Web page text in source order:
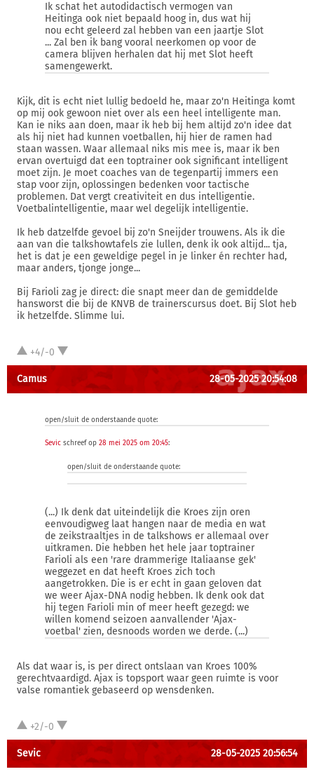
Ik schat het autodidactisch vermogen van
Heitinga ook niet bepaald hoog in, dus wat hij
nou echt geleerd zal hebben van een jaartje Slot
... Zal ben ik bang vooral neerkomen op voor de
camera blijven herhalen dat hij met Slot heeft
samengewerkt.
Kijk, dit is echt niet lullig bedoeld he, maar zo'n Heitinga komt
op mij ook gewoon niet over als een heel intelligente man.
Kan ie niks aan doen, maar ik heb bij hem altijd zo'n idee dat
als hij niet had kunnen voetballen, hij hier de ramen had
staan wassen. Waar allemaal niks mis mee is, maar ik ben
ervan overtuigd dat een toptrainer ook significant intelligent
moet zijn. Je moet coaches van de tegenpartij immers een
stap voor zijn, oplossingen bedenken voor tactische
problemen. Dat vergt creativiteit en dus intelligentie.
Voetbalintelligentie, maar wel degelijk intelligentie.
Ik heb datzelfde gevoel bij zo'n Sneijder trouwens. Als ik die
aan van die talkshowtafels zie lullen, denk ik ook altijd... tja,
het is dat je een geweldige pegel in je linker én rechter had,
maar anders, tjonge jonge...
Bij Farioli zag je direct: die snapt meer dan de gemiddelde
hansworst die bij de KNVB de trainerscursus doet. Bij Slot heb
ik hetzelfde. Slimme lui.
+4/-0
Camus 28-05-2025 20:54:08
open/sluit de onderstaande quote:
Sevic schreef op 28 mei 2025 om 20:45:
open/sluit de onderstaande quote:
(...) Ik denk dat uiteindelijk die Kroes zijn oren
eenvoudigweg laat hangen naar de media en wat
de zeikstraaltjes in de talkshows er allemaal over
uitkramen. Die hebben het hele jaar toptrainer
Farioli als een 'rare drammerige Italiaanse gek'
weggezet en dat heeft Kroes zich toch
aangetrokken. Die is er echt in gaan geloven dat
we weer Ajax-DNA nodig hebben. Ik denk ook dat
hij tegen Farioli min of meer heeft gezegd: we
willen komend seizoen aanvallender 'Ajax-
voetbal' zien, desnoods worden we derde. (...)
Als dat waar is, is per direct ontslaan van Kroes 100%
gerechtvaardigd. Ajax is topsport waar geen ruimte is voor
valse romantiek gebaseerd op wensdenken.
+2/-0
Sevic 28-05-2025 20:56:54